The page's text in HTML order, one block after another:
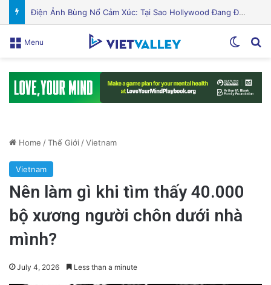
Puerto Rico Bắt Đầu Cắt Giảm Nước Giữa Cuộc Khủng Hoảng Hạn Hán: “Thật Khắc Nghiệt”
Menu
Home /Thế Giới /Vietnam
Vietnam
Nên làm gì khi tìm thấy 40.000
bộ xương người chôn dưới nhà
mình?
July 4, 2026 Less than a minute